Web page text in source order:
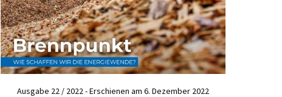
Ausgabe 22 / 2022 - Erschienen am 6. Dezember 2022